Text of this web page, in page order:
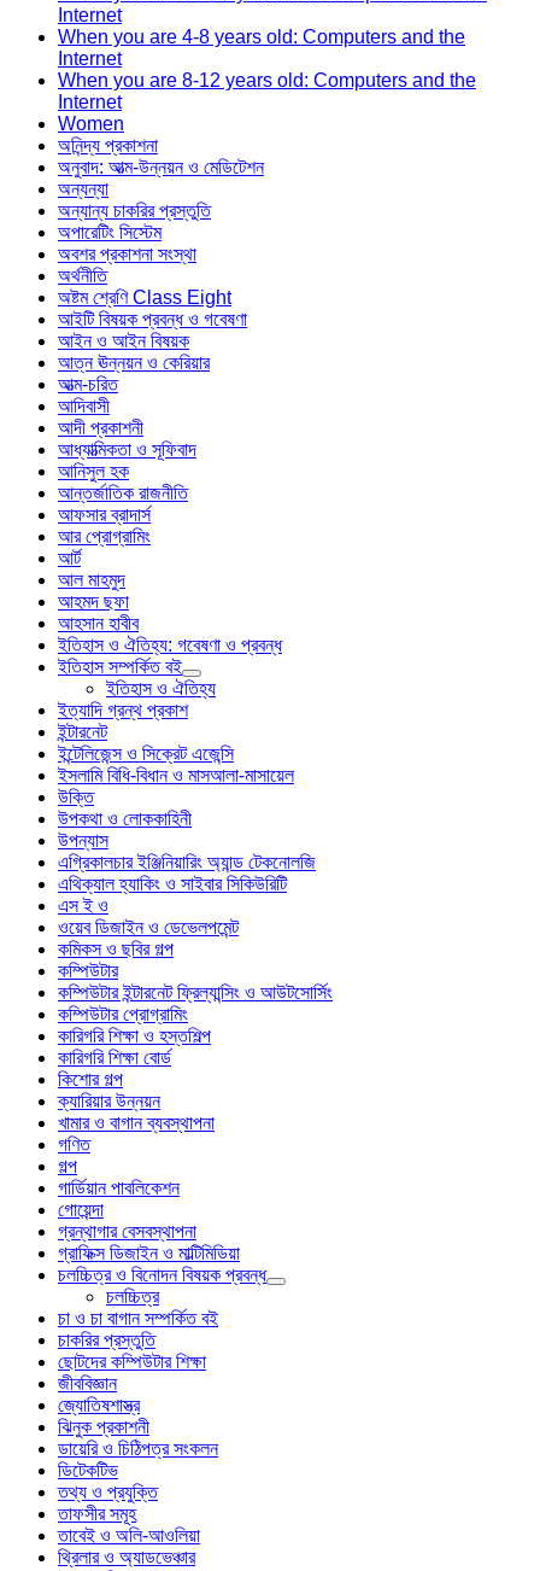
Internet
When you are 4-8 years old: Computers and the
Internet
When you are 8-12 years old: Computers and the
Internet
Women
অনিন্দ্য প্রকাশনা
অনুবাদ: আত্ম-উন্নয়ন ও মেডিটেশন
অন্যন্যা
অন্যান্য চাকরির প্রস্তুতি
অপারেটিং সিস্টেম
অবশর প্রকাশনা সংস্থা
অর্থনীতি
অষ্টম শ্রেণি Class Eight
আইটি বিষয়ক প্রবন্ধ ও গবেষণা
আইন ও আইন বিষয়ক
আত্ন ঊন্নয়ন ও কেরিয়ার
আত্ম-চরিত
আদিবাসী
আদী প্রকাশনী
আধ্যাত্মিকতা ও সূফিবাদ
আনিসুল হক
আন্তর্জাতিক রাজনীতি
আফসার ব্রাদার্স
আর প্রোগ্রামিং
আর্ট
আল মাহমুদ
আহমদ ছফা
আহসান হাবীব
ইতিহাস ও ঐতিহ্য: গবেষণা ও প্রবন্ধ
ইতিহাস সম্পর্কিত বই
ইতিহাস ও ঐতিহ্য
ইত্যাদি গ্রন্থ প্রকাশ
ইন্টারনেট
ইন্টেলিজেন্স ও সিক্রেট এজেন্সি
ইসলামি বিধি-বিধান ও মাসআলা-মাসায়েল
উক্তি
উপকথা ও লোককাহিনী
উপন্যাস
এগ্রিকালচার ইঞ্জিনিয়ারিং অ্যান্ড টেকনোলজি
এথিক্যাল হ্যাকিং ও সাইবার সিকিউরিটি
এস ই ও
ওয়েব ডিজাইন ও ডেভেলপমেন্ট
কমিকস ও ছবির গল্প
কম্পিউটার
কম্পিউটার ইন্টারনেট ফ্রিল্যান্সিং ও আউটসোর্সিং
কম্পিউটার প্রোগ্রামিং
কারিগরি শিক্ষা ও হস্তশিল্প
কারিগরি শিক্ষা বোর্ড
কিশোর গল্প
ক্যারিয়ার উন্নয়ন
খামার ও বাগান ব্যবস্থাপনা
গণিত
গল্প
গার্ডিয়ান পাবলিকেশন
গোয়েন্দা
গ্রন্থাগার বেসবস্থাপনা
গ্রাফিক্স ডিজাইন ও মাল্টিমিডিয়া
চলচ্চিত্র ও বিনোদন বিষয়ক প্রবন্ধ
চলচ্চিত্র
চা ও চা বাগান সম্পর্কিত বই
চাকরির প্রস্তুতি
ছোটদের কম্পিউটার শিক্ষা
জীববিজ্ঞান
জ্যোতিষশাস্ত্র
ঝিনুক প্রকাশনী
ডায়েরি ও চিঠিপত্র সংকলন
ডিটেকটিভ
তথ্য ও প্রযুক্তি
তাফসীর সমূহ
তাবেই ও অলি-আওলিয়া
থ্রিলার ও অ্যাডভেঞ্চার